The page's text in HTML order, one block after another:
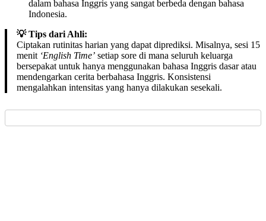
dalam bahasa Inggris yang sangat berbeda dengan bahasa
Indonesia.
💡 Tips dari Ahli:
Ciptakan rutinitas harian yang dapat diprediksi. Misalnya, sesi 15
menit ‘English Time’ setiap sore di mana seluruh keluarga
bersepakat untuk hanya menggunakan bahasa Inggris dasar atau
mendengarkan cerita berbahasa Inggris. Konsistensi
mengalahkan intensitas yang hanya dilakukan sesekali.